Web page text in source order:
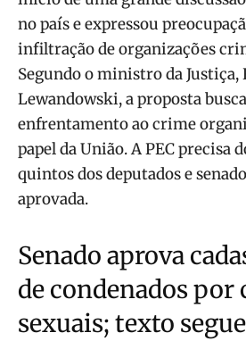
no país e expressou
infiltração de organizações
Segundo o ministro da Justiça,
Lewandowski, a proposta
enfrentamento ao crime
papel da União. A PEC precisa
quintos dos deputados e
aprovada.
Senado aprova
de condenados por
sexuais; texto